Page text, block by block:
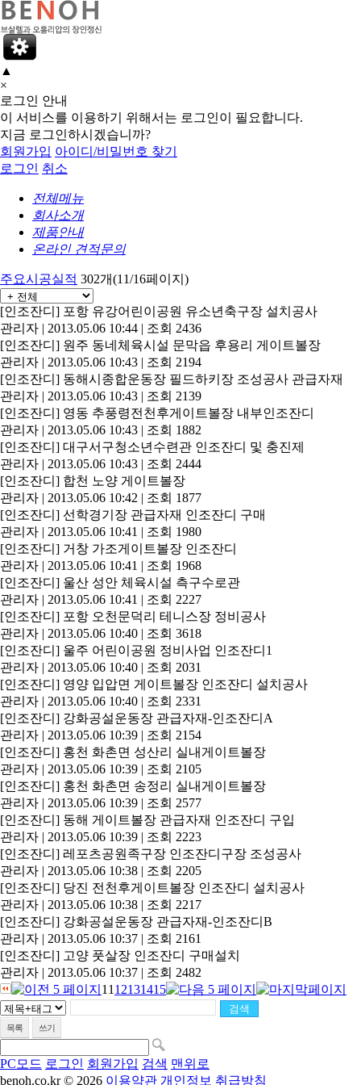
▲
×
로그인 안내
이 서비스를 이용하기 위해서는 로그인이 필요합니다.
지금 로그인하시겠습니까?
회원가입 아이디/비밀번호 찾기
로그인 취소
전체메뉴
회사소개
제품안내
온라인 견적문의
주요시공실적 302개(11/16페이지)
[인조잔디] 포항 유강어린이공원 유소년축구장 설치공사
관리자 | 2013.05.06 10:44 | 조회 2436
[인조잔디] 원주 동네체육시설 문막읍 후용리 게이트볼장
관리자 | 2013.05.06 10:43 | 조회 2194
[인조잔디] 동해시종합운동장 필드하키장 조성공사 관급자재
관리자 | 2013.05.06 10:43 | 조회 2139
[인조잔디] 영동 추풍령전천후게이트볼장 내부인조잔디
관리자 | 2013.05.06 10:43 | 조회 1882
[인조잔디] 대구서구청소년수련관 인조잔디 및 충진제
관리자 | 2013.05.06 10:43 | 조회 2444
[인조잔디] 합천 노양 게이트볼장
관리자 | 2013.05.06 10:42 | 조회 1877
[인조잔디] 선학경기장 관급자재 인조잔디 구매
관리자 | 2013.05.06 10:41 | 조회 1980
[인조잔디] 거창 가조게이트볼장 인조잔디
관리자 | 2013.05.06 10:41 | 조회 1968
[인조잔디] 울산 성안 체육시설 측구수로관
관리자 | 2013.05.06 10:41 | 조회 2227
[인조잔디] 포항 오천문덕리 테니스장 정비공사
관리자 | 2013.05.06 10:40 | 조회 3618
[인조잔디] 울주 어린이공원 정비사업 인조잔디1
관리자 | 2013.05.06 10:40 | 조회 2031
[인조잔디] 영양 입압면 게이트볼장 인조잔디 설치공사
관리자 | 2013.05.06 10:40 | 조회 2331
[인조잔디] 강화공설운동장 관급자재-인조잔디A
관리자 | 2013.05.06 10:39 | 조회 2154
[인조잔디] 홍천 화촌면 성산리 실내게이트볼장
관리자 | 2013.05.06 10:39 | 조회 2105
[인조잔디] 홍천 화촌면 송정리 실내게이트볼장
관리자 | 2013.05.06 10:39 | 조회 2577
[인조잔디] 동해 게이트볼장 관급자재 인조잔디 구입
관리자 | 2013.05.06 10:39 | 조회 2223
[인조잔디] 레포츠공원족구장 인조잔디구장 조성공사
관리자 | 2013.05.06 10:38 | 조회 2205
[인조잔디] 당진 전천후게이트볼장 인조잔디 설치공사
관리자 | 2013.05.06 10:38 | 조회 2217
[인조잔디] 강화공설운동장 관급자재-인조잔디B
관리자 | 2013.05.06 10:37 | 조회 2161
[인조잔디] 고양 풋살장 인조잔디 구매설치
관리자 | 2013.05.06 10:37 | 조회 2482
11 12131415
목록 쓰기
PC모드 로그인 회원가입 검색 맨위로
benoh.co.kr © 2026 이용약관 개인정보 취급방침